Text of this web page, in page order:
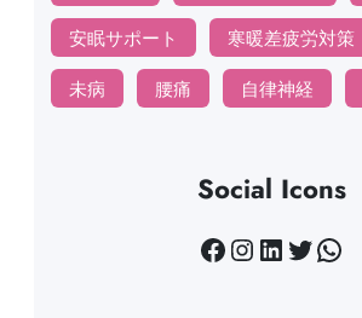
安眠サポート 寒暖差疲労対策
未病 腰痛 自律神経
Social Icons
Facebook InstagramLinkedIn Twitter WhatsApp